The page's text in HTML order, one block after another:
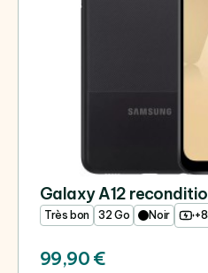
Galaxy A12
32 Go
Très bon Noir
99,90 €